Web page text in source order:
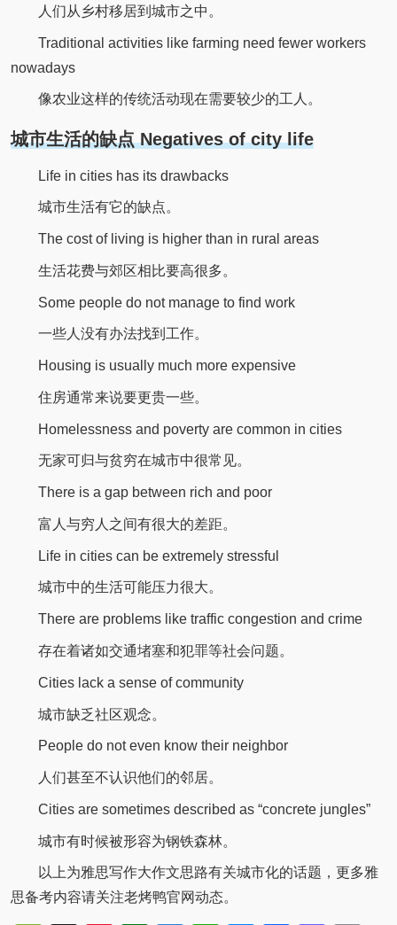
人们从乡村移居到城市之中。
Traditional activities like farming need fewer workers
nowadays
像农业这样的传统活动现在需要较少的工人。
城市生活的缺点 Negatives of city life
Life in cities has its drawbacks
城市生活有它的缺点。
The cost of living is higher than in rural areas
生活花费与郊区相比要高很多。
Some people do not manage to find work
一些人没有办法找到工作。
Housing is usually much more expensive
住房通常来说要更贵一些。
Homelessness and poverty are common in cities
无家可归与贫穷在城市中很常见。
There is a gap between rich and poor
富人与穷人之间有很大的差距。
Life in cities can be extremely stressful
城市中的生活可能压力很大。
There are problems like traffic congestion and crime
存在着诸如交通堵塞和犯罪等社会问题。
Cities lack a sense of community
城市缺乏社区观念。
People do not even know their neighbor
人们甚至不认识他们的邻居。
Cities are sometimes described as “concrete jungles”
城市有时候被形容为钢铁森林。
以上为雅思写作大作文思路有关城市化的话题，更多雅
思备考内容请关注老烤鸭官网动态。